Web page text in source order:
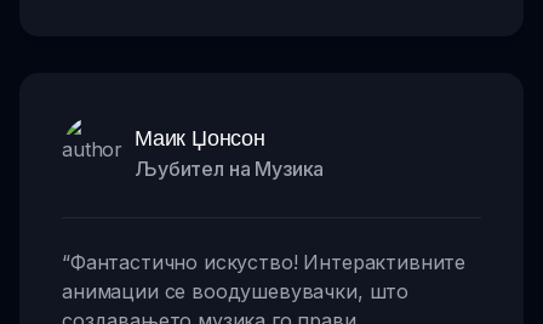
Маик Џонсон
Љубител на Музика
“Фантастично искуство! Интерактивните
анимации се воодушевувачки, што